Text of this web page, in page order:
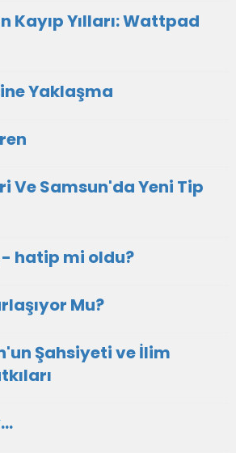
Kayıp Yılları: Wattpad
Yaklaşma
Ve Samsun'da Yeni Tip
hatip mi oldu?
Mu?
Şahsiyeti ve İlim